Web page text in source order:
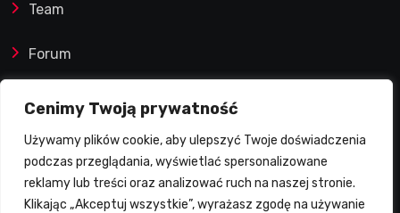
Cenimy Twoją prywatność
Używamy plików cookie, aby ulepszyć Twoje doświadczenia
podczas przeglądania, wyświetlać spersonalizowane
reklamy lub treści oraz analizować ruch na naszej stronie.
Klikając „Akceptuj wszystkie”, wyrażasz zgodę na używanie
Team
Forum
Reklamy i współprace
Prawa autorskie
Polityka Prywatności